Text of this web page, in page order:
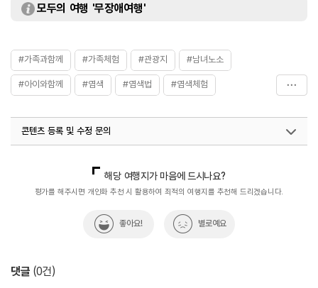
모두의 여행 '무장애여행'
#가족과함께 #가족체험 #관광지 #남녀노소
#아이와함께 #염색 #염색법 #염색체험
#천연염색 #체험
콘텐츠 등록 및 수정 문의
해당 여행지가 마음에 드시나요?
평가를 해주시면 개인화 추천 시 활용하여 최적의 여행지를 추천해 드리겠습니다.
좋아요! 별로예요
댓글 (0건)